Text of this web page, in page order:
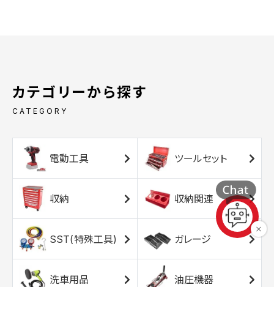
カテゴリーから探す
CATEGORY
電動工具 ツールセット
収納 収納関連
SST(特殊工具) ガレージ
洗車用品 油圧機器